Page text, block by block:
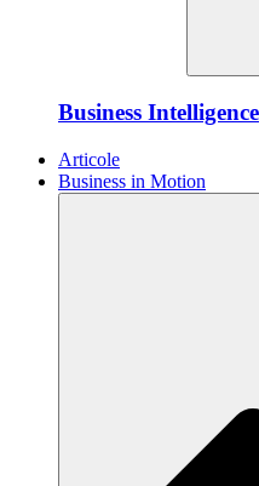
Business Intelligence
Articole
Business in Motion